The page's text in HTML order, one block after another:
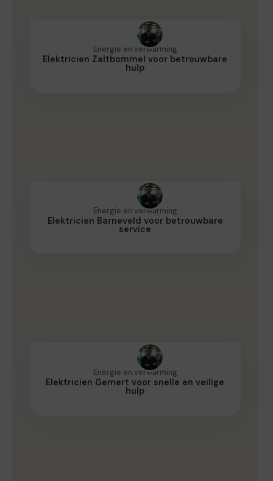
Energie en verwarming
Elektricien Zaltbommel voor betrouwbare
hulp
Energie en verwarming
Elektricien Barneveld voor betrouwbare
service
Energie en verwarming
Elektricien Gemert voor snelle en veilige
hulp